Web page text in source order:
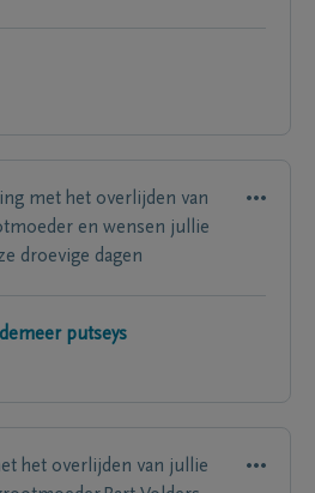
met het overlijden van
en wensen jullie
droevige dagen
putseys
het overlijden van jullie